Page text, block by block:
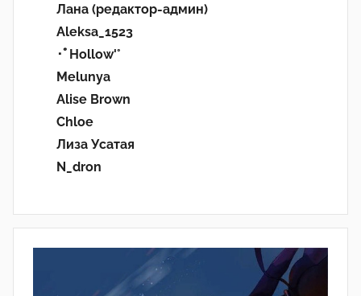
Лана (редактор-админ)
Aleksa_1523
･ﾟHollow'°
Melunya
Alise Brown
Chloe
Лиза Усатая
N_dron